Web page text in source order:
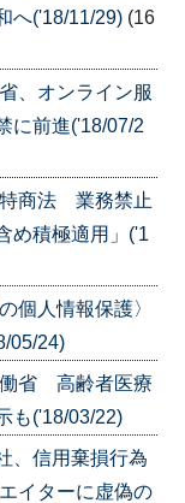
へ('18/11/29) (16
、オンライン服
に前進('18/07/2
商法 業務禁止
め積極適用」('1
個人情報保護〉
05/24)
働省 高齢者医療
も('18/03/22)
、信用棄損行為
イターに虚偽の